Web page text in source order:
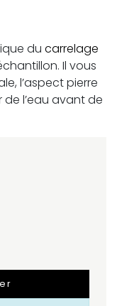
du carrelage
Il vous
l’aspect pierre
l’eau avant de